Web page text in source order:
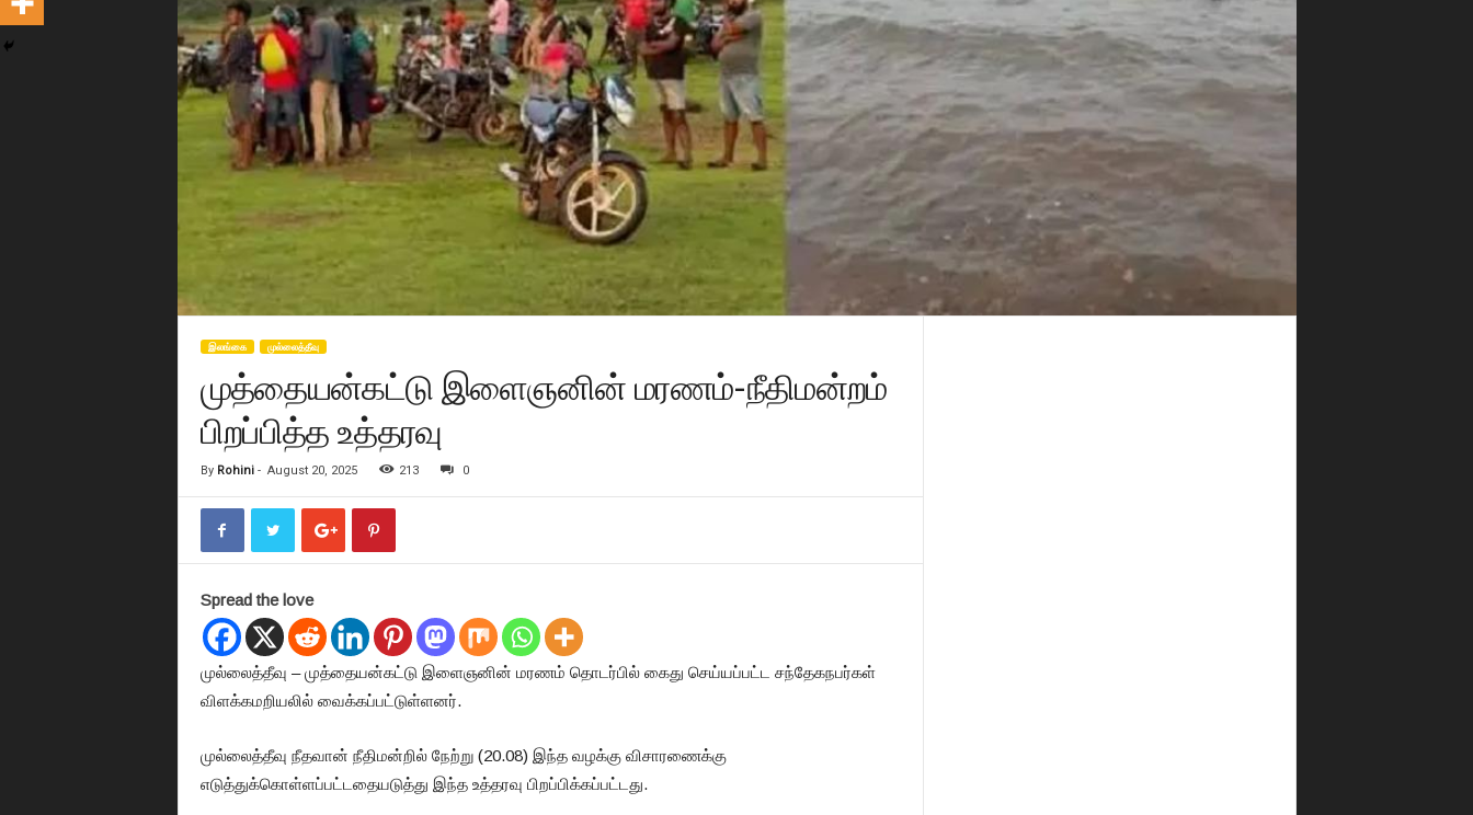
இலங்கை முல்லைத்தீவு
முத்தையன்கட்டு இளைஞனின் மரணம்-நீதிமன்றம்
பிறப்பித்த உத்தரவு
By Rohini- August 20, 2025 213 0
Spread the love
முல்லைத்தீவு – முத்தையன்கட்டு இளைஞனின் மரணம் தொடர்பில் கைது செய்யப்பட்ட சந்தேகநபர்கள்
விளக்கமறியலில் வைக்கப்பட்டுள்ளனர்.
முல்லைத்தீவு நீதவான் நீதிமன்றில் நேற்று (20.08) இந்த வழக்கு விசாரணைக்கு
எடுத்துக்கொள்ளப்பட்டதையடுத்து இந்த உத்தரவு பிறப்பிக்கப்பட்டது.